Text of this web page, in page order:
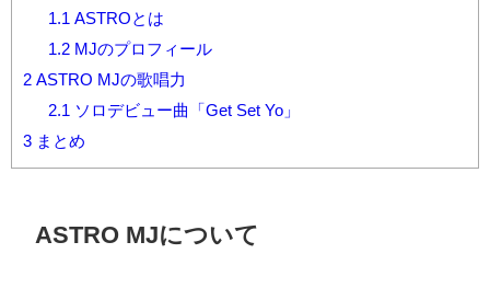
1.1 ASTROとは
1.2MJのプロフィール
2 ASTRO MJの歌唱力
2.1
ソロデビュー曲「Get Set Yo」
3 まとめ
ASTRO MJについて